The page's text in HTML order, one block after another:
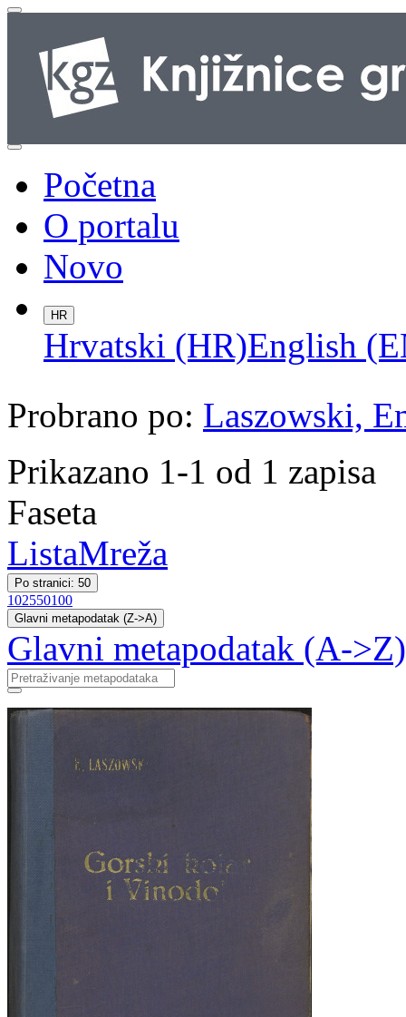
Početna
O portalu
Novo
HR
Hrvatski (HR)English
Probrano po: Laszowski,
Prikazano 1-1 od 1 zapisa
Faseta
ListaMreža
Po stranici: 50
102550100
Glavni metapodatak (Z->A)
Glavni metapodatak (A->Z)